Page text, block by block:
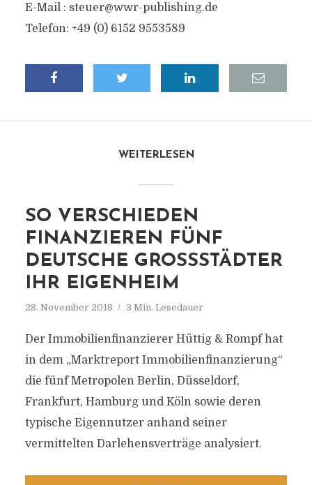
E-Mail : steuer@wwr-publishing.de
Telefon: +49 (0) 6152 9553589
WEITERLESEN
SO VERSCHIEDEN
FINANZIEREN FÜNF
DEUTSCHE GROSSSTÄDTER I
HR EIGENHEIM
28. November 2018 3 Min. Lesedauer
Der Immobilienfinanzierer Hüttig & Rompf hat
in dem „Marktreport Immobilienfinanzierung“
die fünf Metropolen Berlin, Düsseldorf,
Frankfurt, Hamburg und Köln sowie deren
typische Eigennutzer anhand seiner
vermittelten Darlehensverträge analysiert.